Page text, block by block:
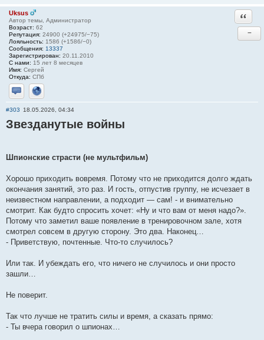
Uksus
Автор темы, Администратор
Возраст: 62
Репутация: 24900 (+24975/−75)
Лояльность: 1586 (+1586/−0)
Сообщения: 13337
Зарегистрирован: 20.11.2010
С нами: 15 лет 8 месяцев
Имя: Сергей
Откуда: СПб
Отправить личное сообщение
Сайт
−
#303 18.05.2026, 04:34
Звезданутые войны
Шпионские страсти (не мультфильм)
Хорошо приходить вовремя. Потому что не приходится долго ждать
окончания занятий, это раз. И гость, отпустив группу, не исчезает в
неизвестном направлении, а подходит — сам! - и внимательно
смотрит. Как будто спросить хочет: «Ну и что вам от меня надо?».
Потому что заметил ваше появление в тренировочном зале, хотя
смотрел совсем в другую сторону. Это два. Наконец…
- Приветствую, почтенные. Что-то случилось?
Или так. И убеждать его, что ничего не случилось и они просто
зашли…
Не поверит.
Так что лучше не тратить силы и время, а сказать прямо:
- Ты вчера говорил о шпионах…